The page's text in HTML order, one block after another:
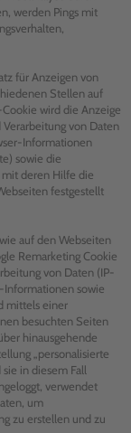
werden Pings mit
für Anzeigen von
Stellen auf
wird die Anzeige
von Daten
Informationen
sowie die
deren Hilfe die
festgestellt
auf den Webseiten
Remarketing Cookie
von Daten (IP-
Informationen sowie
mittels einer
besuchten Seiten
hinausgehende
„personalisierte
in diesem Fall
verwendet
um
zu erstellen und zu